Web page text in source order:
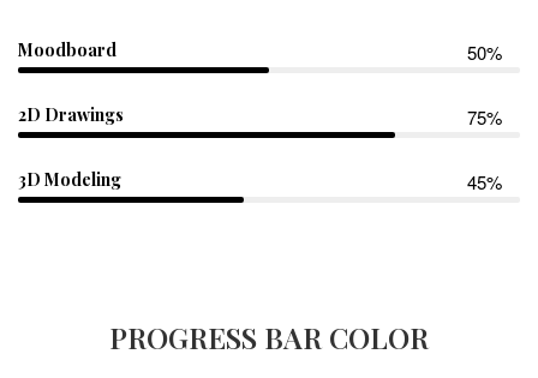
Moodboard 50%
2D Drawings 75%
3D Modeling 45%
PROGRESS BAR COLOR